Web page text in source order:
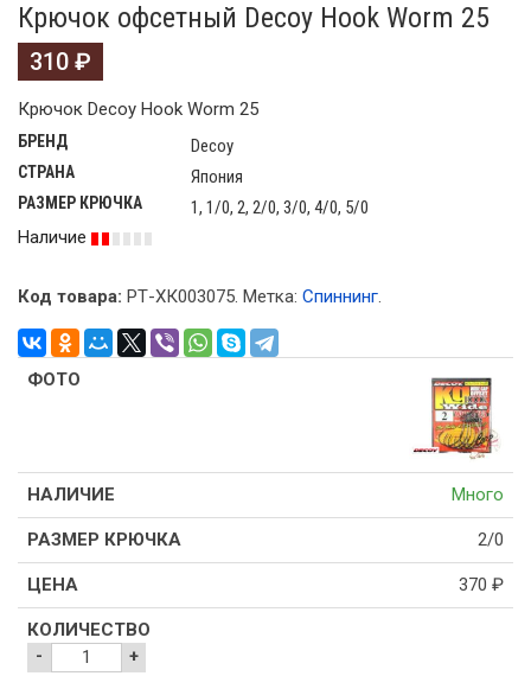
Крючок офсетный Decoy Hook Worm 25
310 ₽
Крючок Decoy Hook Worm 25
БРЕНД Decoy
СТРАНА Япония
РАЗМЕР КРЮЧКА
1, 1/0, 2, 2/0, 3/0, 4/0, 5/0
Наличие
Код товара: РТ-ХК003075. Метка: Спиннинг.
Много
2/0
370 ₽
- +